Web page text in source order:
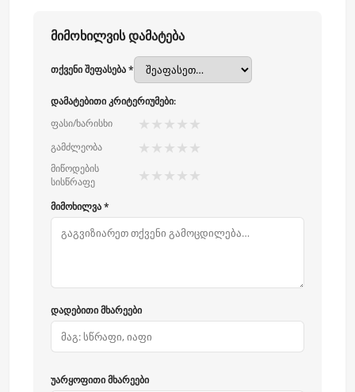
მიმოხილვის დამატება
თქვენი შეფასება *
დამატებითი კრიტერიუმები:
ფასი/ხარისხი
★ ★ ★ ★ ★
გამძლეობა ★ ★ ★ ★ ★
მიწოდების
სისწრაფე
★ ★ ★ ★ ★
მიმოხილვა *
დადებითი მხარეები
უარყოფითი მხარეები